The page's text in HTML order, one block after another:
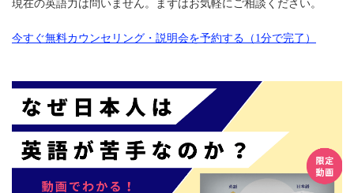
現在の英語力は問いません。まずはお気軽にご相談ください。
今すぐ無料カウンセリング・説明会を予約する（1分で完了）